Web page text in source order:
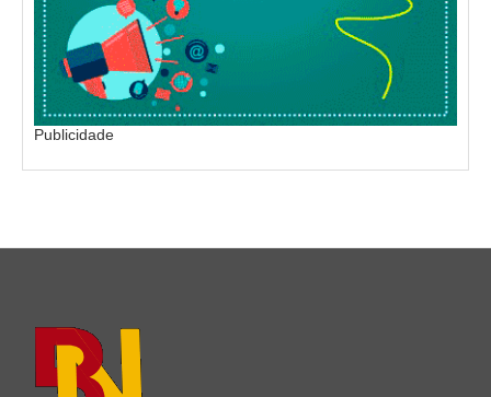
Publicidade